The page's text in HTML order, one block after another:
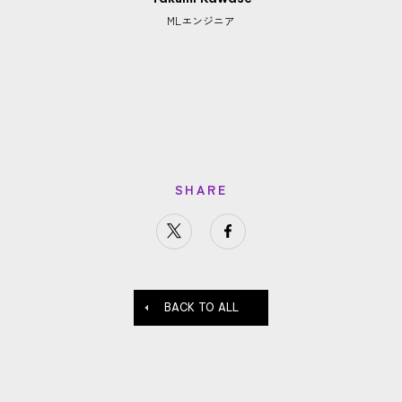
MLエンジニア
SHARE
BACK TO ALL